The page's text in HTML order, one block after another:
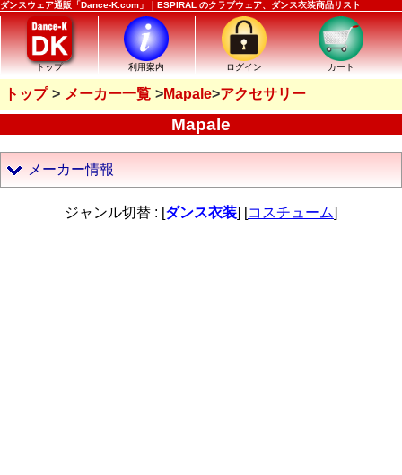
ダンスウェア通販「Dance-K.com」｜ESPIRAL のクラブウェア、ダンス衣装商品リスト
トップ 利用案内 ログイン カート
トップ メーカー一覧 Mapale アクセサリー
Mapale
メーカー情報
ジャンル切替 : [ダンス衣装] [コスチューム]